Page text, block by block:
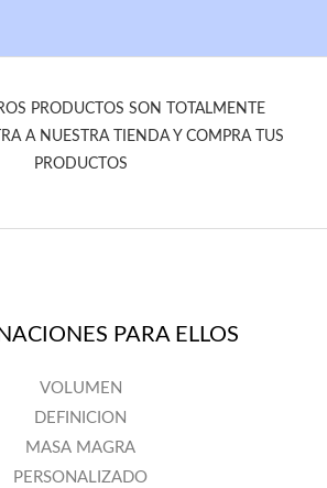
PRODUCTOS SON TOTALMENTE
A NUESTRA TIENDA Y COMPRA TUS
PRODUCTOS
PARA ELLOS
VOLUMEN
DEFINICION
MASA MAGRA
PERSONALIZADO